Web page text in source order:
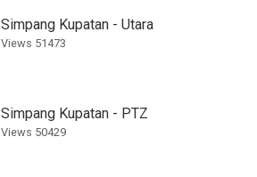
Simpang Kupatan - Utara
Views 51473
Simpang Kupatan - PTZ
Views 50429